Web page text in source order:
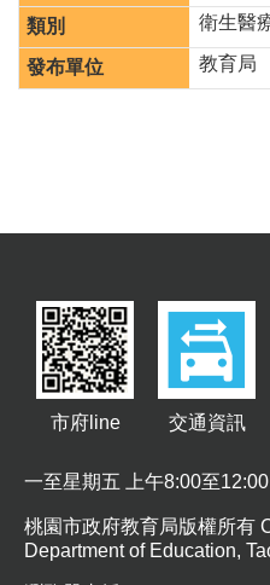
幼
兒
園
所
搜
尋
織
紹
訊
衛生醫
教育局
市府line 交通資訊
一至星期五 上午8:00至
桃園市政府教育局版權所有
Department of Education,